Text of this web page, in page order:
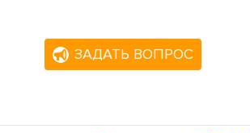
деятельность на легальной,
города, потому добраться до нас
ЗАДАТЬ ВОПРОС